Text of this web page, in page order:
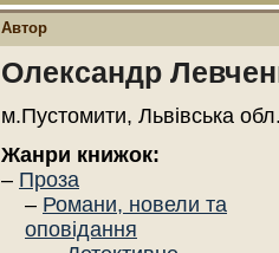
Автор
Олександр
м.Пустомити, Львівська
Жанри книжок:
– Проза
– Романи, новели та
оповідання